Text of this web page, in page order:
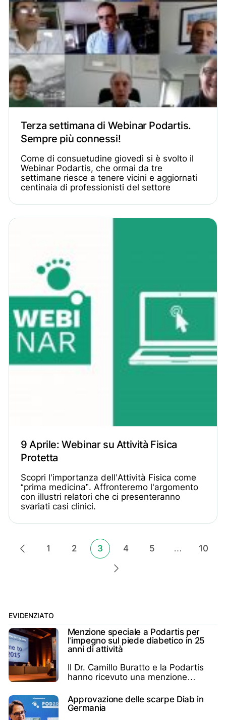
Terza settimana di Webinar Podartis.
Sempre più connessi!
Come di consuetudine giovedì si è svolto il
Webinar Podartis, che ormai da tre
settimane riesce a tenere vicini e aggiornati
centinaia di professionisti del settore
9 Aprile: Webinar su Attività Fisica
Protetta
Scopri l’importanza dell’Attività Fisica come
“prima medicina”. Affronteremo l'argomento
con illustri relatori che ci presenteranno
svariati casi clinici.
Paginazione
precedente
1 2 3 4 5 … 10
Pagina successiva
EVIDENZIATO
Menzione speciale a Podartis per
l’impegno sul piede diabetico in 25
anni di attività
Il Dr. Camillo Buratto e la Podartis
hanno ricevuto una menzione
Approvazione delle scarpe Diab in
Germania